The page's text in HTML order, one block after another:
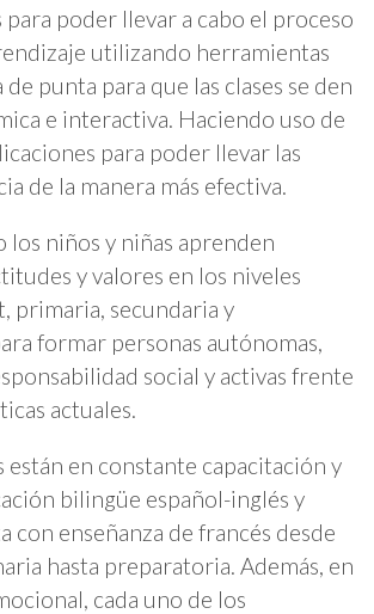
poder llevar a cabo el proceso
utilizando herramientas
punta para que las clases se den
e interactiva. Haciendo uso de
para poder llevar las
de la manera más efectiva.
los niños y niñas aprenden
y valores en los niveles
primaria, secundaria y
formar personas autónomas,
social y activas frente
actuales.
están en constante capacitación y
bilingüe español-inglés y
con enseñanza de francés desde
hasta preparatoria. Además, en
cada uno de los